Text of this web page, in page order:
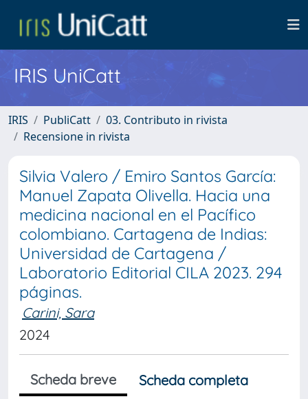
IRIS UniCatt
IRIS PubliCatt
03. Contributo in rivista
Recensione in rivista
Silvia Valero / Emiro Santos García:
Manuel Zapata Olivella. Hacia una
medicina nacional en el Pacífico
colombiano. Cartagena de Indias:
Universidad de Cartagena /
Laboratorio Editorial CILA 2023. 294
páginas.
Carini, Sara
2024
Scheda breve
Scheda completa